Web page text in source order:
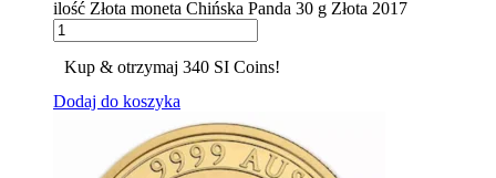
ilość Złota moneta Chińska Panda 30 g Złota 2017
Kup & otrzymaj 340 SI Coins!
Dodaj do koszyka